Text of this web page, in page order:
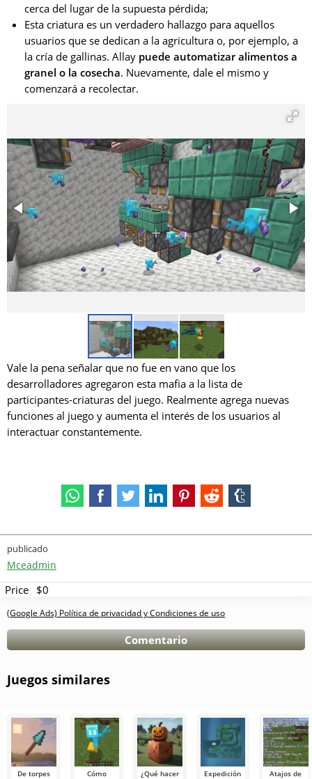
cerca del lugar de la supuesta pérdida;
Esta criatura es un verdadero hallazgo para aquellos
usuarios que se dedican a la agricultura o, por ejemplo, a
la cría de gallinas. Allay puede automatizar alimentos a
granel o la cosecha. Nuevamente, dale el mismo y
comenzará a recolectar.
Vale la pena señalar que no fue en vano que los
desarrolladores agregaron esta mafia a la lista de
participantes-criaturas del juego. Realmente agrega nuevas
funciones al juego y aumenta el interés de los usuarios al
interactuar constantemente.
publicado
Mceadmin
Price $0
(Google Ads) Política de privacidad y Condiciones de uso
Comentario
Juegos similares
De torpes
Cómo
¿Qué hacer
Expedición
Atajos de